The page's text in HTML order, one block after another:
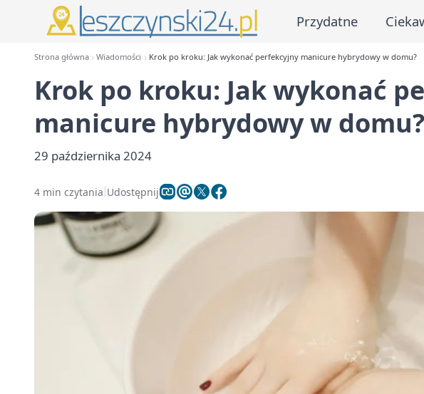
Przydatne
Strona główna Wiadomości Krok po kroku: Jak wykonać perfekcyjny manicure hybrydowy w domu?
Krok po kroku: Jak wykonać
manicure hybrydowy w domu?
29 października 2024
4 min czytania Udostępnij